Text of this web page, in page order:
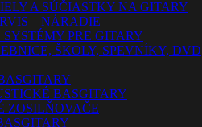
A SÚČIASTKY NA GITARY
– NÁRADIE
PRE GITARY
ŠKOLY, SPEVNÍKY, DVD
BASGITARY
ZOSILŇOVAČE